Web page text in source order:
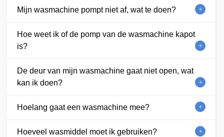
Mijn wasmachine pompt niet af, wat te doen?
Hoe weet ik of de pomp van de wasmachine kapot
is?
De deur van mijn wasmachine gaat niet open, wat
kan ik doen?
Hoelang gaat een wasmachine mee?
Hoeveel wasmiddel moet ik gebruiken?